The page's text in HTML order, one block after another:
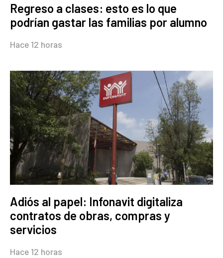
Regreso a clases: esto es lo que
podrían gastar las familias por alumno
Hace 12 horas
Adiós al papel: Infonavit digitaliza
contratos de obras, compras y
servicios
Hace 12 horas